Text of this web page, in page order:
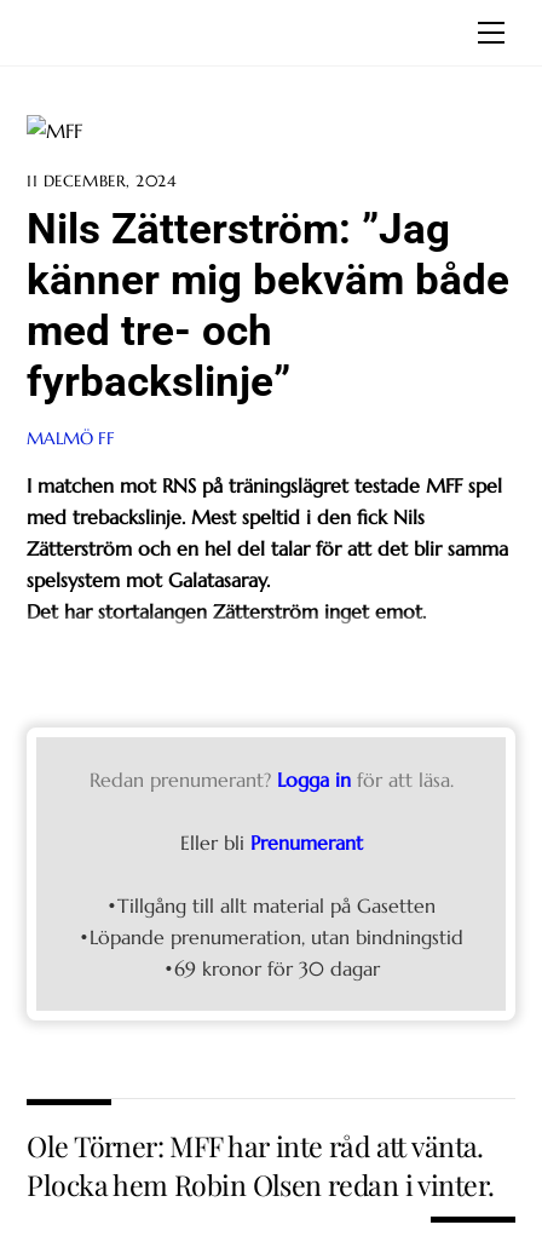
11 DECEMBER, 2024
Nils Zätterström: ”Jag
känner mig bekväm både
med tre- och
fyrbackslinje”
MALMÖ FF
I matchen mot RNS på träningslägret testade MFF spel
med trebackslinje. Mest speltid i den fick Nils
Zätterström och en hel del talar för att det blir samma
spelsystem mot Galatasaray.
Det har stortalangen Zätterström inget emot.
Redan prenumerant? Logga in för att läsa.
Eller bli Prenumerant
•Tillgång till allt material på Gasetten
•Löpande prenumeration, utan bindningstid
•69 kronor för 30 dagar
Ole Törner: MFF har inte råd att vänta.
Plocka hem Robin Olsen redan i vinter.